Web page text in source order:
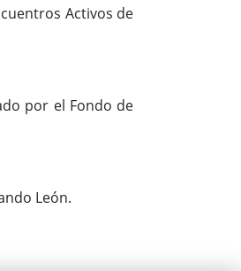
Activos de
por el Fondo de
León.